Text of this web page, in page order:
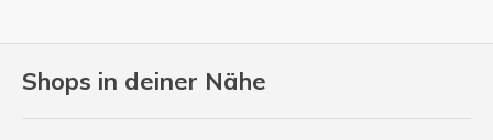
Shops in deiner Nähe